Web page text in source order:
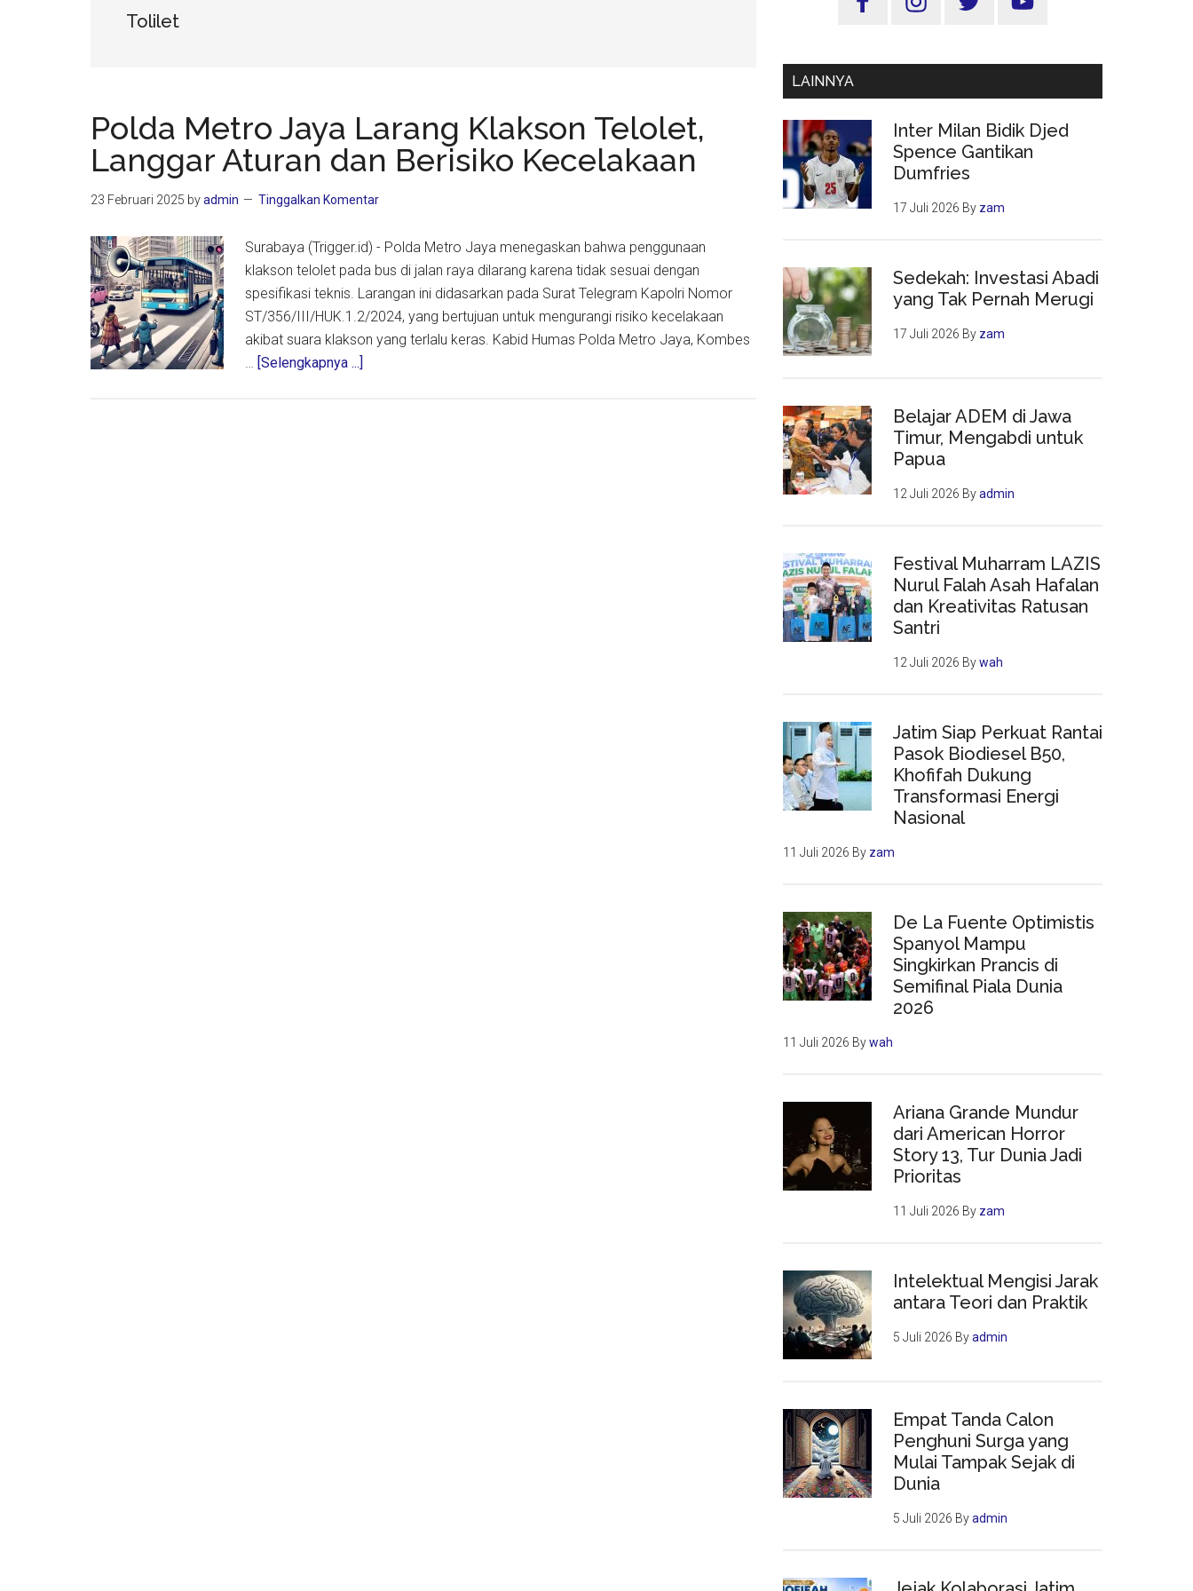
Tolilet
Polda Metro Jaya Larang Klakson Telolet,
Langgar Aturan dan Berisiko Kecelakaan
23 Februari 2025 byadmin Tinggalkan Komentar
Surabaya (Trigger.id) - Polda Metro Jaya menegaskan bahwa penggunaan
klakson telolet pada bus di jalan raya dilarang karena tidak sesuai dengan
spesifikasi teknis. Larangan ini didasarkan pada Surat Telegram Kapolri Nomor
ST/356/III/HUK.1.2/2024, yang bertujuan untuk mengurangi risiko kecelakaan
akibat suara klakson yang terlalu keras. Kabid Humas Polda Metro Jaya, Kombes
… [Selengkapnya ...]
Utama
LAINNYA
Inter Milan Bidik Djed
Spence Gantikan
Dumfries
17 Juli 2026 By zam
Sedekah: Investasi Abadi
yang Tak Pernah Merugi
17 Juli 2026 By zam
Belajar ADEM di Jawa
Timur, Mengabdi untuk
Papua
12 Juli 2026 Byadmin
Festival Muharram LAZIS
Nurul Falah Asah Hafalan
dan Kreativitas Ratusan
Santri
12 Juli 2026 Bywah
Jatim Siap Perkuat Rantai
Pasok Biodiesel B50,
Khofifah Dukung
Transformasi Energi
Nasional
11 Juli 2026 By zam
De La Fuente Optimistis
Spanyol Mampu
Singkirkan Prancis di
Semifinal Piala Dunia
2026
11 Juli 2026 Bywah
Ariana Grande Mundur
dari American Horror
Story 13, Tur Dunia Jadi
Prioritas
11 Juli 2026 By zam
Intelektual Mengisi Jarak
antara Teori dan Praktik
5 Juli 2026 Byadmin
Empat Tanda Calon
Penghuni Surga yang
Mulai Tampak Sejak di
Dunia
5 Juli 2026 Byadmin